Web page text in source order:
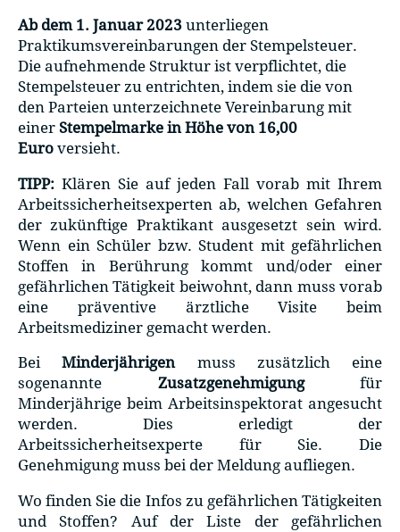
Ab dem 1. Januar 2023 unterliegen
Praktikumsvereinbarungen der Stempelsteuer.
Die aufnehmende Struktur ist verpflichtet, die
Stempelsteuer zu entrichten, indem sie die von
den Parteien unterzeichnete Vereinbarung mit
einer Stempelmarke in Höhe von 16,00
Euro versieht.
TIPP: Klären Sie auf jeden Fall vorab mit Ihrem
Arbeitssicherheitsexperten ab, welchen Gefahren
der zukünftige Praktikant ausgesetzt sein wird.
Wenn ein Schüler bzw. Student mit gefährlichen
Stoffen in Berührung kommt und/oder einer
gefährlichen Tätigkeit beiwohnt, dann muss vorab
eine präventive ärztliche Visite beim
Arbeitsmediziner gemacht werden.
BeiMinderjährigenmuss zusätzlich eine
sogenannte Zusatzgenehmigungfür
Minderjährige beim Arbeitsinspektorat angesucht
werden. Dies erledigt der
Arbeitssicherheitsexperte für Sie. Die
Genehmigung muss bei der Meldung aufliegen.
Wo finden Sie die Infos zu gefährlichen Tätigkeiten
und Stoffen? Auf der Liste der gefährlichen